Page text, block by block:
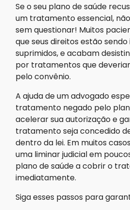
Se o seu plano de saúde
um tratamento essencial,
sem questionar! Muitos
que seus direitos estão
suprimidos, e acabam
por tratamentos que
pelo convênio.
A ajuda de um advogado
tratamento negado pelo
acelerar sua autorização e
tratamento seja concedido
dentro da lei. Em muitos
uma liminar judicial em
plano de saúde a cobrir o
imediatamente.
Siga esses passos para